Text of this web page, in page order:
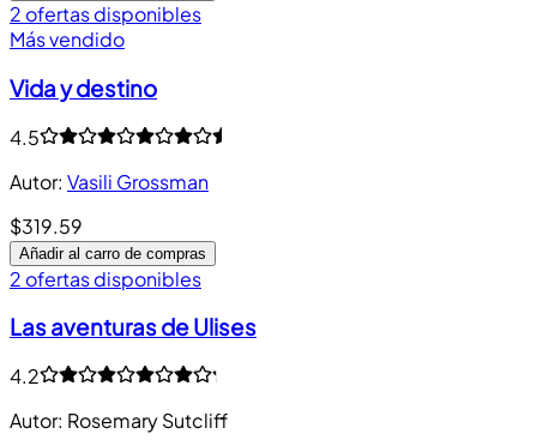
2 ofertas disponibles
Más vendido
Vida y destino
4.5
Autor: Vasili Grossman
$319.59
Añadir al carro de compras
2 ofertas disponibles
Las aventuras de Ulises
4.2
Autor: Rosemary Sutcliff